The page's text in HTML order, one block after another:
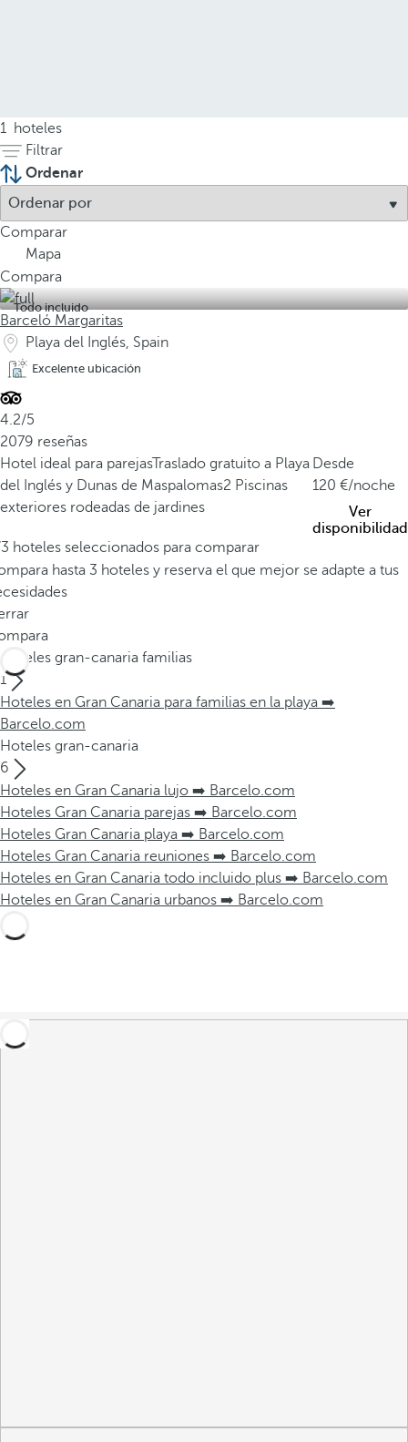
1 hoteles
Filtrar
Ordenar
Comparar
Mapa
Compara
Todo incluido
Barceló Margaritas
Playa del Inglés, Spain
Excelente ubicación
4.2/5
2079 reseñas
Hotel ideal para parejasTraslado gratuito a Playa
del Inglés y Dunas de Maspalomas2 Piscinas
exteriores rodeadas de jardines
Desde
120
/noche
Ver
disponibilidad
hoteles seleccionados para comparar
hasta 3 hoteles y reserva el que mejor se adapte a tus
Hoteles gran-canaria familias
1
Hoteles en Gran Canaria para familias en la playa ➡️
Barcelo.com
Hoteles gran-canaria
6
Hoteles en Gran Canaria lujo ➡️ Barcelo.com
Hoteles Gran Canaria parejas ➡️ Barcelo.com
Hoteles Gran Canaria playa ➡️ Barcelo.com
Hoteles Gran Canaria reuniones ➡️ Barcelo.com
Hoteles en Gran Canaria todo incluido plus ➡️ Barcelo.com
Hoteles en Gran Canaria urbanos ➡️ Barcelo.com